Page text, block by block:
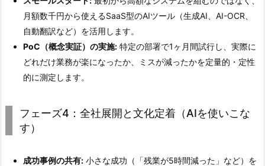
月額数千円から使えるSaaS型のAIツール（生成AI、AI-OCR、
自動翻訳など）を活用します。
PoC（概念実証）の実施: 特定の部署で1ヶ月間試行し、実際に
どれだけ業務が楽になったか、ミスが減ったかを定量的・定性
的に測定します。
フェーズ4：全社展開と文化定着（AIを使いこな
す）
成功事例の共有: 小さな成功（「残業が5時間減った」など）を